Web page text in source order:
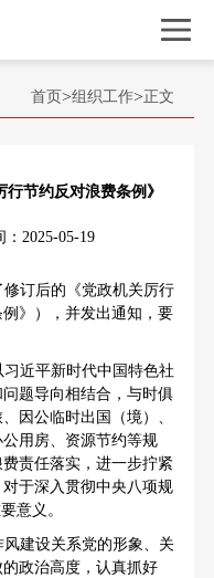
首页>组织工作>正文
节约反对浪费条例》
2025-05-19
订后的《党政机关厉行
》），并发出通知，要
近平新时代中国特色社
题导向相结合，与时俱
因公临时出国（境）、
用房、资源节约等规
责任落实，进一步拧紧
于深入贯彻中央八项规
意义。
建设关系党的形象、关
政治高度，认真抓好